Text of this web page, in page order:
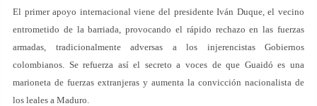
El primer apoyo internacional viene del presidente Iván Duque, el vecino
entrometido de la barriada, provocando el rápido rechazo en las fuerzas
armadas, tradicionalmente adversas a los injerencistas Gobiernos
colombianos. Se refuerza así el secreto a voces de que Guaidó es una
marioneta de fuerzas extranjeras y aumenta la convicción nacionalista de
los leales a Maduro.